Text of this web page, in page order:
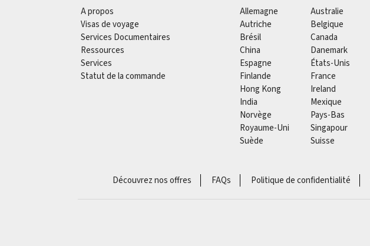
A propos
Visas de voyage
Services Documentaires
Ressources
Services
Statut de la commande
Allemagne
Australie
Autriche
Belgique
Brésil
Canada
China
Danemark
Espagne
États-Unis
Finlande
France
Hong Kong
Ireland
India
Mexique
Norvège
Pays-Bas
Royaume-Uni
Singapour
Suède
Suisse
Découvrez nos offres FAQs Politique de confidentialité